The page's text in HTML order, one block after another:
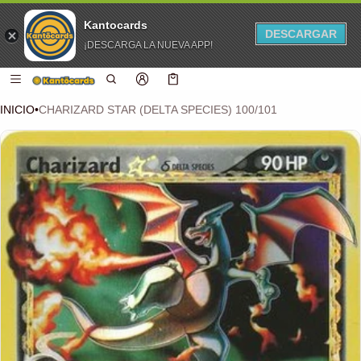
INICIO•CHARIZARD STAR (DELTA SPECIES) 100/101
DEL PRODUCTO
Kantocards
¡DESCARGA LA NUEVA APP!
DESCARGAR